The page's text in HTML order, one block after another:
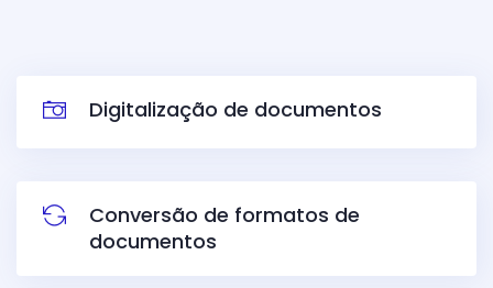
Digitalização de documentos
Conversão de formatos de
documentos